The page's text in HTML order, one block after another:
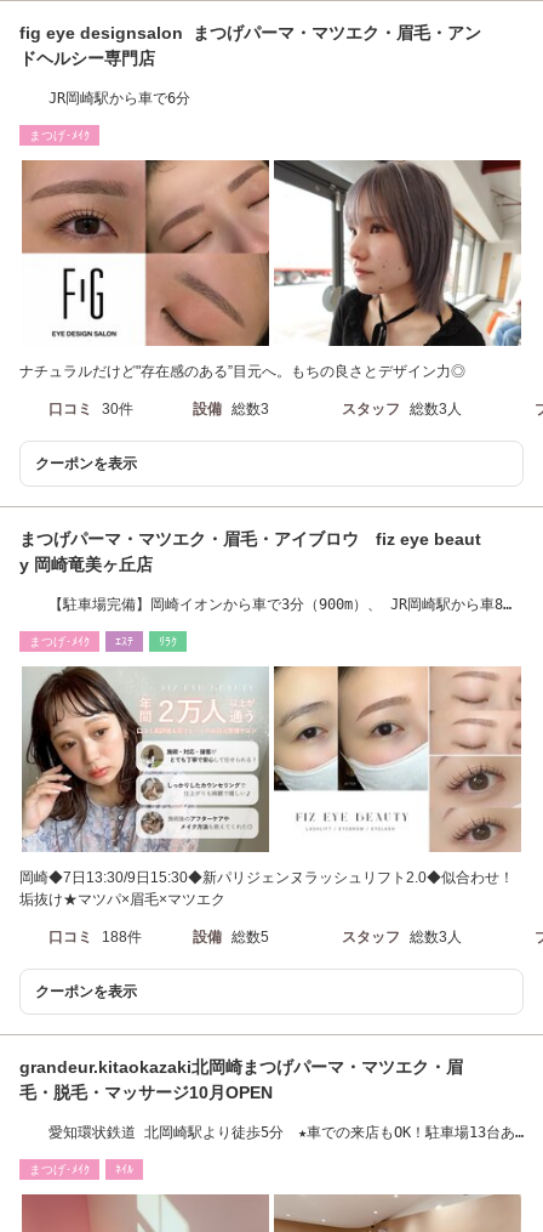
fig eye designsalon まつげパーマ・マツエク・眉毛・アン
ドヘルシー専門店
JR岡崎駅から車で6分
まつげ･ﾒｲｸ
ナチュラルだけど"存在感のある”目元へ。もちの良さとデザイン力◎
口コミ 30件 設備 総数3 スタッフ 総数3人
クーポンを表示
まつげパーマ・マツエク・眉毛・アイブロウ fiz eye beaut
y 岡崎竜美ヶ丘店
【駐車場完備】岡崎イオンから車で3分（900m）、 JR岡崎駅から車8分
まつげ･ﾒｲｸ ｴｽﾃ ﾘﾗｸ
岡崎◆7日13:30/9日15:30◆新パリジェンヌラッシュリフト2.0◆似合わせ！
垢抜け★マツパ×眉毛×マツエク
口コミ 188件 設備 総数5 スタッフ 総数3人
クーポンを表示
grandeur.kitaokazaki北岡崎まつげパーマ・マツエク・眉
毛・脱毛・マッサージ10月OPEN
愛知環状鉄道 北岡崎駅より徒歩5分 ★車での来店もOK！駐車場13台あ
まつげ･ﾒｲｸ ﾈｲﾙ